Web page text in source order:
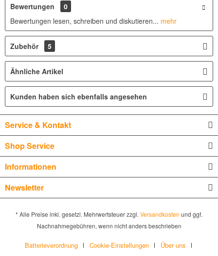
Bewertungen
0
Bewertungen lesen, schreiben und diskutieren... mehr
Zubehör 5
Ähnliche Artikel
Kunden haben sich ebenfalls angesehen
Service & Kontakt
Shop Service
Informationen
Newsletter
* Alle Preise inkl. gesetzl. Mehrwertsteuer zzgl. Versandkosten und ggf.
Nachnahmegebühren, wenn nicht anders beschrieben
Batterieverordnung Cookie-Einstellungen Über uns